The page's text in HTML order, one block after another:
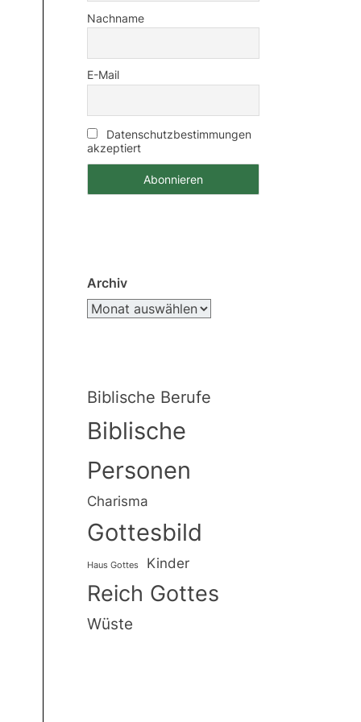
Nachname
E-Mail
Datenschutzbestimmungen
akzeptiert
Archiv
Biblische Berufe
Biblische
Personen
Charisma
Gottesbild
Haus Gottes Kinder
Reich Gottes
Wüste